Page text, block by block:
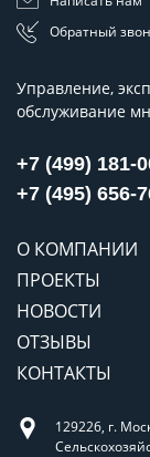
Обратный
Управление,
обслуживание
+7 (499) 181-
+7 (495) 656-
О КОМПАНИИ
ПРОЕКТЫ
НОВОСТИ
ОТЗЫВЫ
КОНТАКТЫ
129226, г.